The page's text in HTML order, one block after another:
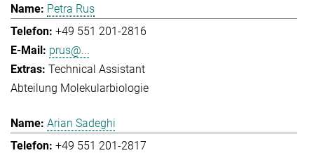
Petra Rus
+49 551 201-2816
prus@...
Technical Assistant
Abteilung Molekularbiologie
Arian Sadeghi
+49 551 201-2817